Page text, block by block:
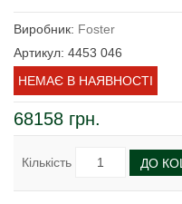
Виробник: Foster
Артикул: 4453 046
НЕМАЄ В НАЯВНОСТІ
68158 грн.
Кількість ДО